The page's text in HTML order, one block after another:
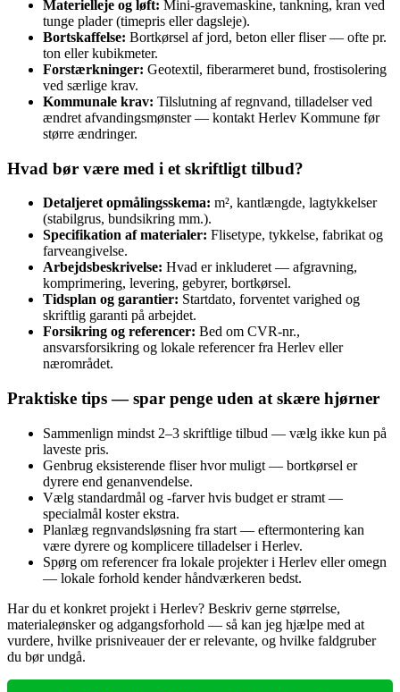
Materielleje og løft: Mini‑gravemaskine, tankning, kran ved
tunge plader (timepris eller dagsleje).
Bortskaffelse: Bortkørsel af jord, beton eller fliser — ofte pr.
ton eller kubikmeter.
Forstærkninger: Geotextil, fiberarmeret bund, frostisolering
ved særlige krav.
Kommunale krav: Tilslutning af regnvand, tilladelser ved
ændret afvandingsmønster — kontakt Herlev Kommune før
større ændringer.
Hvad bør være med i et skriftligt tilbud?
Detaljeret opmålingsskema: m², kantlængde, lagtykkelser
(stabilgrus, bundsikring mm.).
Specifikation af materialer: Flisetype, tykkelse, fabrikat og
farveangivelse.
Arbejdsbeskrivelse: Hvad er inkluderet — afgravning,
komprimering, levering, gebyrer, bortkørsel.
Tidsplan og garantier: Startdato, forventet varighed og
skriftlig garanti på arbejdet.
Forsikring og referencer: Bed om CVR‑nr.,
ansvarsforsikring og lokale referencer fra Herlev eller
nærområdet.
Praktiske tips — spar penge uden at skære hjørner
Sammenlign mindst 2–3 skriftlige tilbud — vælg ikke kun på
laveste pris.
Genbrug eksisterende fliser hvor muligt — bortkørsel er
dyrere end genanvendelse.
Vælg standardmål og -farver hvis budget er stramt —
specialmål koster ekstra.
Planlæg regnvandsløsning fra start — eftermontering kan
være dyrere og komplicere tilladelser i Herlev.
Spørg om referencer fra lokale projekter i Herlev eller omegn
— lokale forhold kender håndværkeren bedst.
Har du et konkret projekt i Herlev? Beskriv gerne størrelse,
materialeønsker og adgangsforhold — så kan jeg hjælpe med at
vurdere, hvilke prisniveauer der er relevante, og hvilke faldgruber
du bør undgå.